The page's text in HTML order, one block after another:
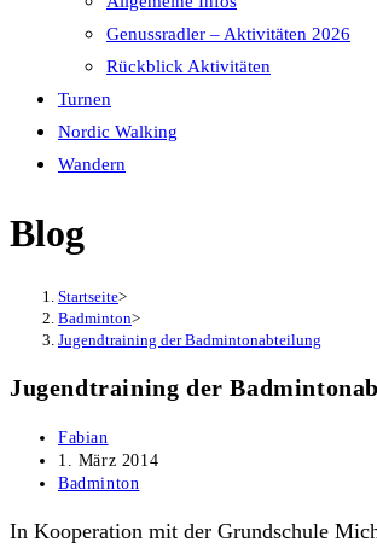
Genussradler – Aktivitäten 2026
Rückblick Aktivitäten
Turnen
Nordic Walking
Wandern
Blog
Startseite>
Badminton>
Jugendtraining der Badmintonabteilung
Jugendtraining der
Beitrags-
Autor:
Fabian
Beitrag
veröffentlicht:
1. März 2014
Beitrags-
Badminton
In Kooperation mit der Grundschule